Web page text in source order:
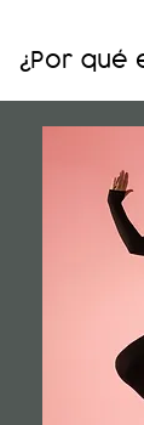
¿Por qué